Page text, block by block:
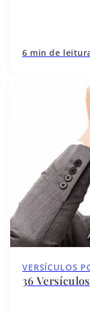
6 min de
VERSÍCULOS
36